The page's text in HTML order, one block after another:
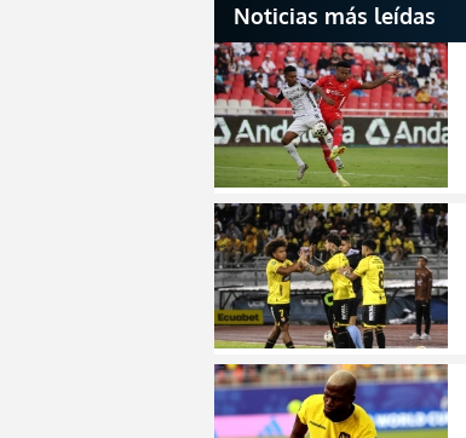
Noticias más leídas